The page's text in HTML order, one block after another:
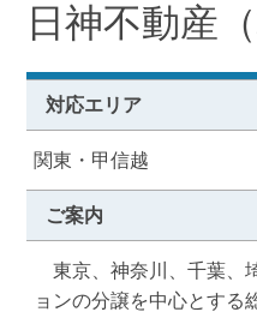
日神不動産（
対応エリア
関東・甲信越
ご案内
東京、神奈川、千葉、
ョンの分譲を中心とする